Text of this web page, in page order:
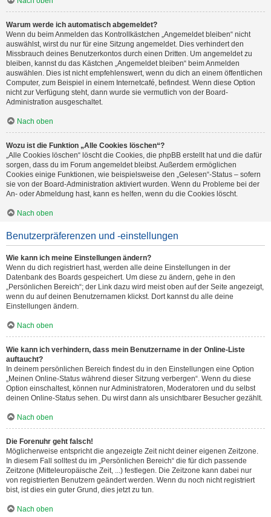
Warum werde ich automatisch abgemeldet?
Wenn du beim Anmelden das Kontrollkästchen „Angemeldet bleiben“ nicht
auswählst, wirst du nur für eine Sitzung angemeldet. Dies verhindert den
Missbrauch deines Benutzerkontos durch einen Dritten. Um angemeldet zu
bleiben, kannst du das Kästchen „Angemeldet bleiben“ beim Anmelden
auswählen. Dies ist nicht empfehlenswert, wenn du dich an einem öffentlichen
Computer, zum Beispiel in einem Internetcafé, befindest. Wenn diese Option
nicht zur Verfügung steht, dann wurde sie vermutlich von der Board-
Administration ausgeschaltet.
Nach oben
Wozu ist die Funktion „Alle Cookies löschen“?
„Alle Cookies löschen“ löscht die Cookies, die phpBB erstellt hat und die dafür
sorgen, dass du im Forum angemeldet bleibst. Außerdem ermöglichen
Cookies einige Funktionen, wie beispielsweise den „Gelesen“-Status – sofern
sie von der Board-Administration aktiviert wurden. Wenn du Probleme bei der
An- oder Abmeldung hast, kann es helfen, wenn du die Cookies löscht.
Nach oben
Benutzerpräferenzen und -einstellungen
Wie kann ich meine Einstellungen ändern?
Wenn du dich registriert hast, werden alle deine Einstellungen in der
Datenbank des Boards gespeichert. Um diese zu ändern, gehe in den
„Persönlichen Bereich“; der Link dazu wird meist oben auf der Seite angezeigt,
wenn du auf deinen Benutzernamen klickst. Dort kannst du alle deine
Einstellungen ändern.
Nach oben
Wie kann ich verhindern, dass mein Benutzername in der Online-Liste
auftaucht?
In deinem persönlichen Bereich findest du in den Einstellungen eine Option
„Meinen Online-Status während dieser Sitzung verbergen“. Wenn du diese
Option einschaltest, können nur Administratoren, Moderatoren und du selbst
deinen Online-Status sehen. Du wirst dann als unsichtbarer Besucher gezählt.
Nach oben
Die Forenuhr geht falsch!
Möglicherweise entspricht die angezeigte Zeit nicht deiner eigenen Zeitzone.
In diesem Fall solltest du im „Persönlichen Bereich“ die für dich passende
Zeitzone (Mitteleuropäische Zeit, ...) festlegen. Die Zeitzone kann dabei nur
von registrierten Benutzern geändert werden. Wenn du noch nicht registriert
bist, ist dies ein guter Grund, dies jetzt zu tun.
Nach oben